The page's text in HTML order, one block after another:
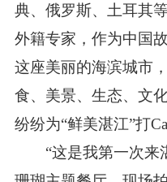
典、俄罗斯、土耳其
外籍专家，作为中国
这座美丽的海滨城市
食、美景、生态、文
纷纷为“鲜美湛江”打
“这是我第一次来